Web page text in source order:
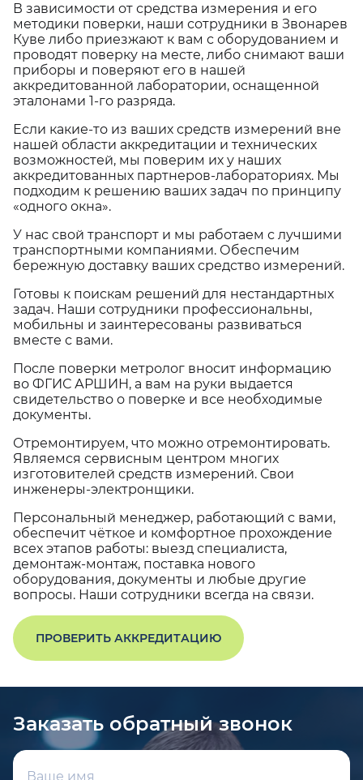
В зависимости от средства измерения и его
методики поверки, наши сотрудники в Звонарев
Куве либо приезжают к вам с оборудованием и
проводят поверку на месте, либо снимают ваши
приборы и поверяют его в нашей
аккредитованной лаборатории, оснащенной
эталонами 1-го разряда.
Если какие-то из ваших средств измерений вне
нашей области аккредитации и технических
возможностей, мы поверим их у наших
аккредитованных партнеров-лабораториях. Мы
подходим к решению ваших задач по принципу
«одного окна».
У нас свой транспорт и мы работаем с лучшими
транспортными компаниями. Обеспечим
бережную доставку ваших средство измерений.
Готовы к поискам решений для нестандартных
задач. Наши сотрудники профессиональны,
мобильны и заинтересованы развиваться
вместе с вами.
После поверки метролог вносит информацию
во ФГИС АРШИН, а вам на руки выдается
свидетельство о поверке и все необходимые
документы.
Отремонтируем, что можно отремонтировать.
Являемся сервисным центром многих
изготовителей средств измерений. Свои
инженеры-электронщики.
Персональный менеджер, работающий с вами,
обеспечит чёткое и комфортное прохождение
всех этапов работы: выезд специалиста,
демонтаж-монтаж, поставка нового
оборудования, документы и любые другие
вопросы. Наши сотрудники всегда на связи.
ПРОВЕРИТЬ АККРЕДИТАЦИЮ
Заказать обратный звонок